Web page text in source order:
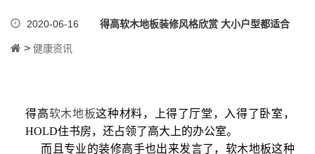
2020-06-16 得高软木地板装修风格欣赏 大小户型都适合
> 健康资讯
得高软木地板这种材料，上得了厅堂，入得了卧室，
HOLD住书房，还占领了高大上的办公室。
而且专业的装修高手也出来发言了，软木地板这种